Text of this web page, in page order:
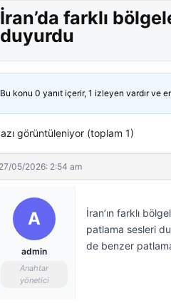
İran’da farklı
duyurdu
Bu konu 0 yanıt içerir, 1 izleyen vardır ve
görüntüleniyor (toplam 1)
27/05/2026: 2:54 am
A
admin
Anahtar
yönetici
İran’ın farklı
patlama sesleri
de benzer